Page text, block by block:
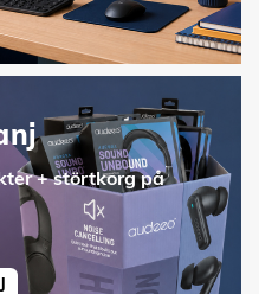
+ störtkorg på